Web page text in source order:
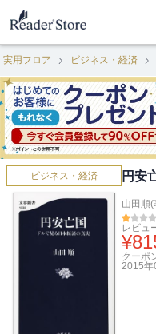
実用フロア ビジネス・経済
ビジネス・経済 円安
山田順(
レビュ
¥
クーポ
2015年